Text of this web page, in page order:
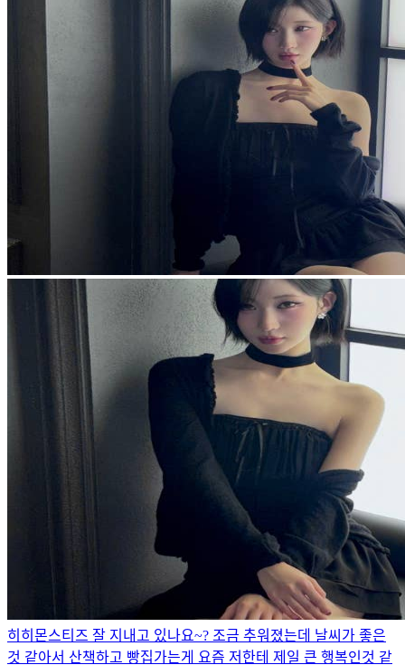
히히 몬스티즈 잘 지내고 있나요~? 조금 추워졌는데 날씨가 좋은
것 같아서 산책하고 빵집가는게 요즘 저한테 제일 큰 행복인것 같